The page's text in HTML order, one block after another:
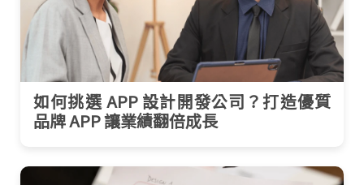
如何挑選 APP 設計開發公司？打造優質
品牌 APP 讓業績翻倍成長